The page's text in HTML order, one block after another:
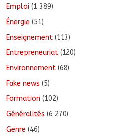
Emploi (1 389)
Énergie (51)
Enseignement (113)
Entrepreneuriat (120)
Environnement (68)
Fake news (5)
Formation (102)
Généralités (6 270)
Genre (46)